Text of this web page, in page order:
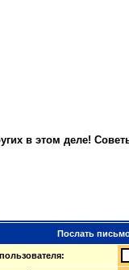
в этом деле!
Послать